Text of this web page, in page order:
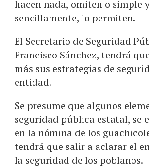
hacen nada, omiten o simple y
sencillamente, lo permiten.
El Secretario de Seguridad
Francisco Sánchez, tendrá
más sus estrategias de
entidad.
Se presume que algunos
seguridad pública estatal, se
en la nómina de los
tendrá que salir a aclarar el
la seguridad de los poblanos.